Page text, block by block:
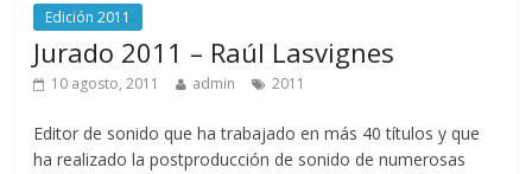
Edición 2011
Jurado 2011 – Raúl Lasvignes
10 agosto, 2011 admin 2011
Editor de sonido que ha trabajado en más 40 títulos y que
ha realizado la postproducción de sonido de numerosas